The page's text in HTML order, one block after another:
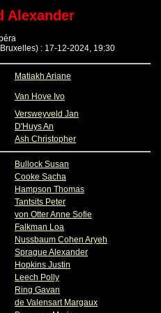
Alexander
: 17-12-2024, 19:30
Matiakh Ariane
Van Hove Ivo
Versweyveld Jan
D'Huys An
Ash Christopher
Bullock Susan
Cooke Sacha
Hampson Thomas
Tantsits Peter
von Otter Anne Sofie
Falkman Loa
Nussbaum Cohen Aryeh
Sprague Alexander
Hopkins Justin
Leech Polly
Ring Gavan
de Valensart Margaux